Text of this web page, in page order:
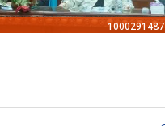
1000291487